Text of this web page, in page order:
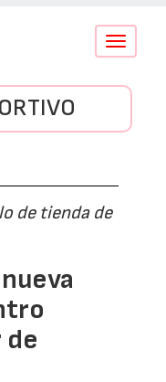
Conmutar
de tienda de
de